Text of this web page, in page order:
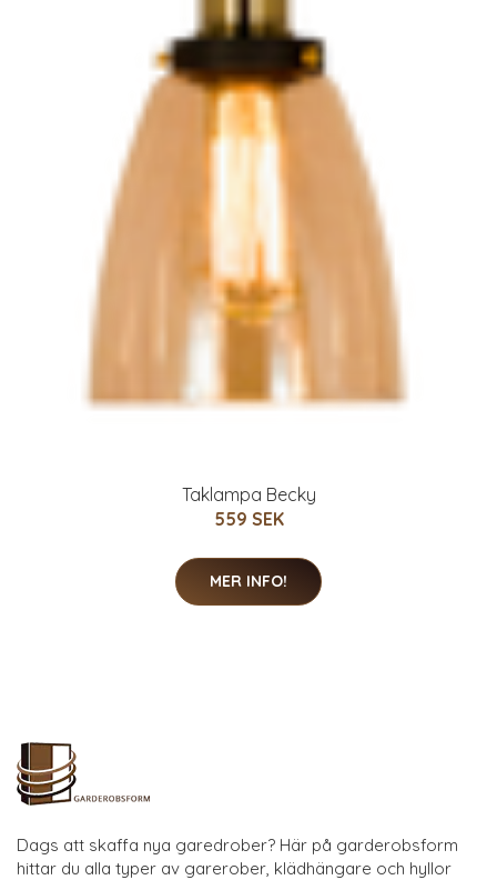
Taklampa Becky
559 SEK
MER INFO!
Dags att skaffa nya garedrober? Här på garderobsform
hittar du alla typer av garerober, klädhängare och hyllor